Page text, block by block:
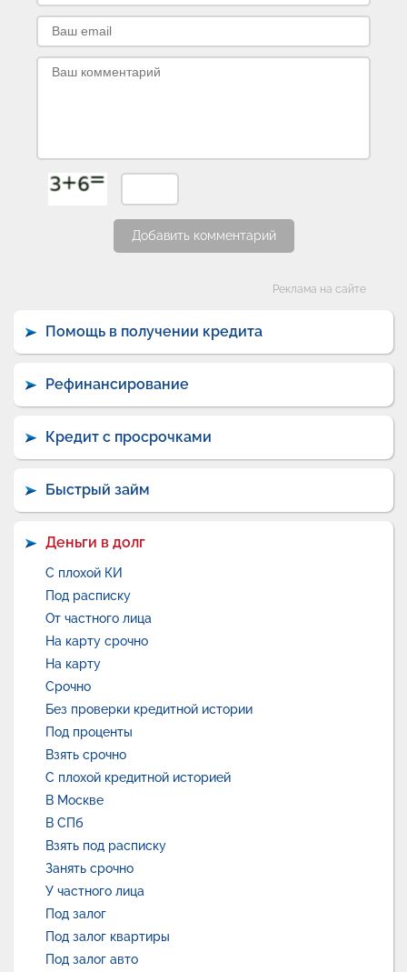
Добавить комментарий
Реклама на сайте
Помощь в получении кредита
Рефинансирование
Кредит с просрочками
Быстрый займ
Деньги в долг
С плохой КИ
Под расписку
От частного лица
На карту срочно
На карту
Срочно
Без проверки кредитной истории
Под проценты
Взять срочно
С плохой кредитной историей
В Москве
В СПб
Взять под расписку
Занять срочно
У частного лица
Под залог
Под залог квартиры
Под залог авто